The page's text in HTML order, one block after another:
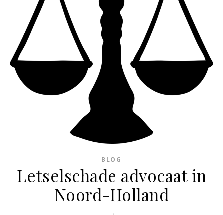
BLOG
Letselschade advocaat in
Noord-Holland